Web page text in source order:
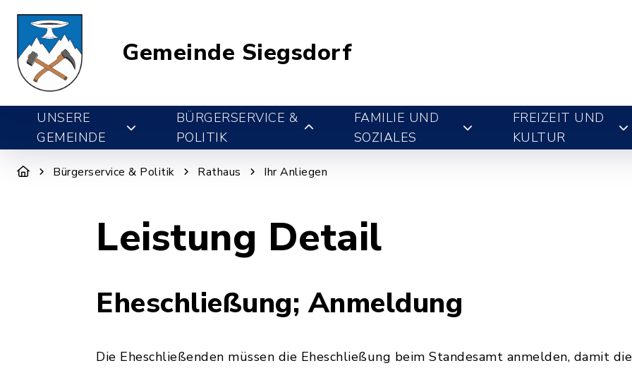
Gemeinde Siegsdorf
UNSERE
GEMEINDE
BÜRGERSERVICE &
POLITIK
FAMILIE UND
SOZIALES
FREIZEIT UND
KULTUR
Bürgerservice & Politik Rathaus Ihr Anliegen
Leistung Detail
Eheschließung; Anmeldung
Die Eheschließenden müssen die Eheschließung beim Standesamt anmelden, damit